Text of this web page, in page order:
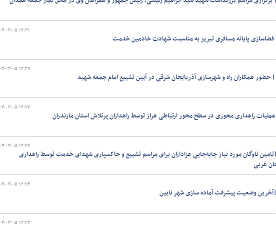
۱۴۰۳-۰۳-۰۵
پایانه مسافری تبریز به مناسبت شهادت خادمین خدمت
۱۴۰۳-۰۳-۰۵
| حضور همکاران راه و شهرسازی آذربایجان شرقی در آیین تشییع امام جمعه شهید
۱۴۰۳-۰۳-۰۵
راهداری محوری در سطح محور ارتباطی هراز توسط راهداران پرتلاش استان مازندران
۱۴۰۳-۰۳-۰۵
ناوگان مورد نیاز جابه‌جایی عزاداران برای مراسم تشییع و خاکسپاری شهدای خدمت توسط راهداری
غربی
۱۴۰۳-۰۳-۰۵
وضعیت پیشرفت آماده سازی شهر نایین
۱۴۰۳-۰۳-۰۵